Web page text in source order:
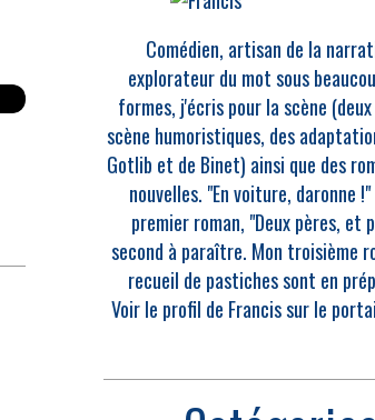
Comédien, artisan de la
explorateur du mot sous
formes, j'écris pour la scène
scène humoristiques, des
Gotlib et de Binet) ainsi que des
nouvelles. "En voiture, daronne
premier roman, "Deux pères, et
second à paraître. Mon troisième
recueil de pastiches sont en
Voir le profil de Francissur le